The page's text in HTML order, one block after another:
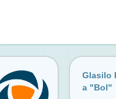
Glasilo
a "Bol"